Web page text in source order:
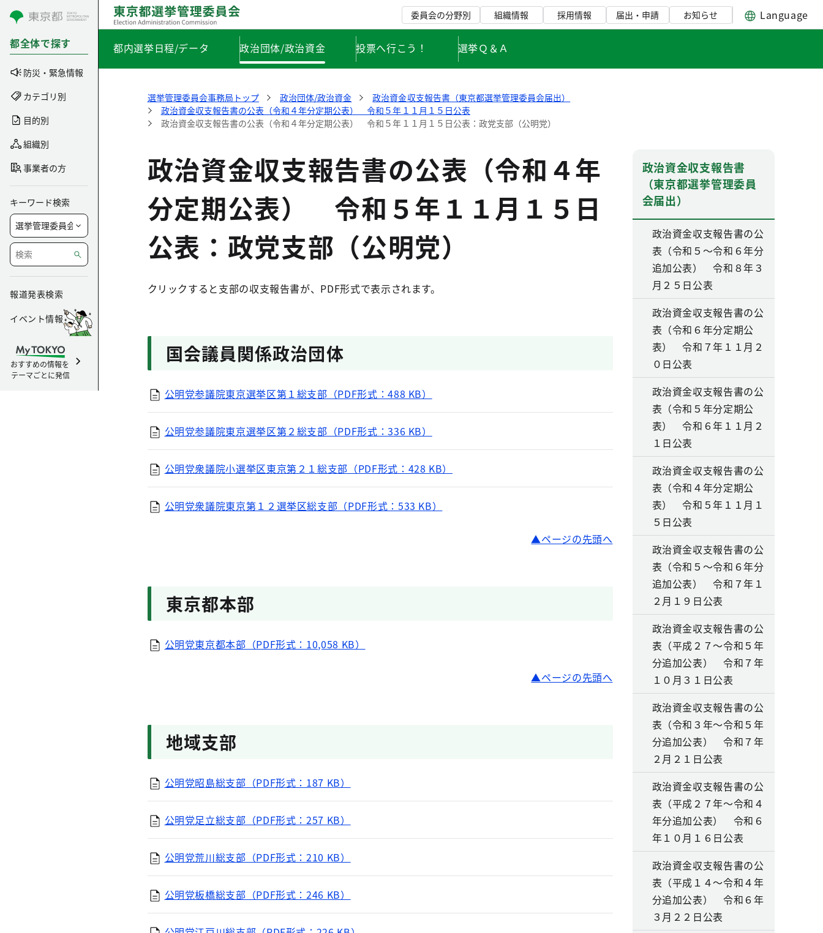
コンテンツにスキップ
都全体で探す
防災・緊急情報
カテゴリ別
目的別
組織別
事業者の方
キーワード検索
報道発表検索
イベント情報
おすすめの情報を
テーマごとに発信
委員会の分野別 組織情報 採用情報 届出・申請 お知らせ Language
都内選挙日程/データ 政治団体/政治資金 投票へ行こう！ 選挙Ｑ＆Ａ
選挙管理委員会事務局トップ 政治団体/政治資金
政治資金収支報告書（東京都選挙管理委員会届出）
政治資金収支報告書の公表（令和４年分定期公表） 令和５年１１月１５日公表
政治資金収支報告書の公表（令和４年分定期公表） 令和５年１１月１５日公表：政党支部（公明党）
政治資金収支報告書の公表（令和４年
分定期公表） 令和５年１１月１５日
公表：政党支部（公明党）
クリックすると支部の収支報告書が、PDF形式で表示されます。
国会議員関係政治団体
公明党参議院東京選挙区第１総支部（PDF形式：488 KB）
公明党参議院東京選挙区第２総支部（PDF形式：336 KB）
公明党衆議院小選挙区東京第２１総支部（PDF形式：428 KB）
公明党衆議院東京第１２選挙区総支部（PDF形式：533 KB）
ページの先頭へ
東京都本部
公明党東京都本部（PDF形式：10,058 KB）
ページの先頭へ
地域支部
公明党昭島総支部（PDF形式：187 KB）
公明党足立総支部（PDF形式：257 KB）
公明党荒川総支部（PDF形式：210 KB）
公明党板橋総支部（PDF形式：246 KB）
政治資金収支報告書
（東京都選挙管理委員
会届出）
政治資金収支報告書の公
表（令和５～令和６年分
追加公表） 令和８年３
月２５日公表
政治資金収支報告書の公
表（令和６年分定期公
表） 令和７年１１月２
０日公表
政治資金収支報告書の公
表（令和５年分定期公
表） 令和６年１１月２
１日公表
政治資金収支報告書の公
表（令和４年分定期公
表） 令和５年１１月１
５日公表
政治資金収支報告書の公
表（令和５～令和６年分
追加公表） 令和７年１
２月１９日公表
政治資金収支報告書の公
表（平成２７～令和５年
分追加公表） 令和７年
１０月３１日公表
政治資金収支報告書の公
表（令和３年～令和５年
分追加公表） 令和７年
２月２１日公表
政治資金収支報告書の公
表（平成２７年～令和４
年分追加公表） 令和６
年１０月１６日公表
政治資金収支報告書の公
表（平成１４～令和４年
分追加公表） 令和６年
３月２２日公表